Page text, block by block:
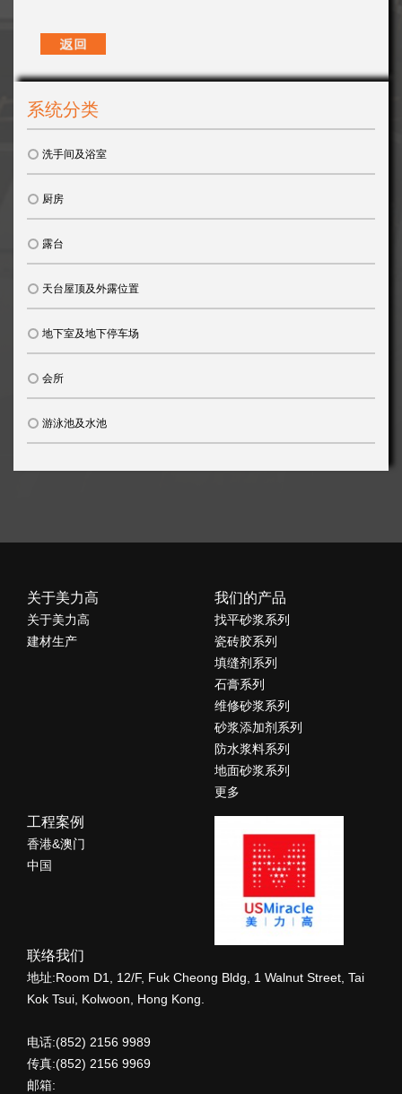
系统分类
洗手间及浴室
厨房
露台
天台屋顶及外露位置
地下室及地下停车场
会所
游泳池及水池
关于美力高
关于美力高
建材生产
我们的产品
找平砂浆系列
瓷砖胶系列
填缝剂系列
石膏系列
维修砂浆系列
砂浆添加剂系列
防水浆料系列
地面砂浆系列
更多
工程案例
香港&澳门
中国
联络我们
地址:Room D1, 12/F, Fuk Cheong Bldg, 1 Walnut Street, Tai
Kok Tsui, Kolwoon, Hong Kong.
电话:(852) 2156 9989
传真:(852) 2156 9969
邮箱: